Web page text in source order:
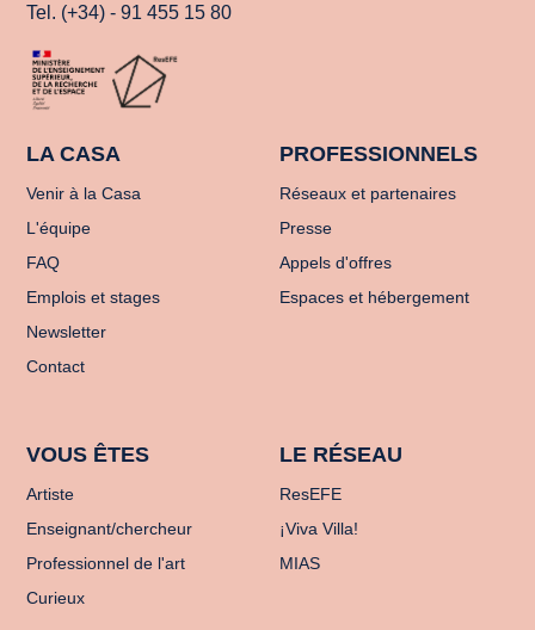
Tel. (+34) - 91 455 15 80
LA CASA
Venir à la Casa
L'équipe
FAQ
Emplois et stages
Newsletter
Contact
PROFESSIONNELS
Réseaux et partenaires
Presse
Appels d'offres
Espaces et hébergement
VOUS ÊTES
Artiste
Enseignant/chercheur
Professionnel de l'art
Curieux
LE RÉSEAU
ResEFE
¡Viva Villa!
MIAS